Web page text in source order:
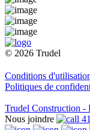
© 2026 Trudel
Conditions
Politiques de
Trudel Construction -
Nous joindre